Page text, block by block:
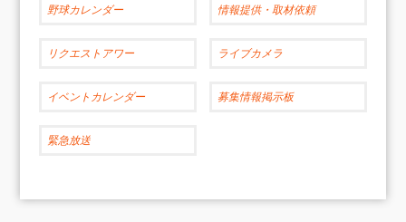
野球カレンダー 情報提供・取材依頼
リクエストアワー ライブカメラ
イベントカレンダー 募集情報掲示板
緊急放送